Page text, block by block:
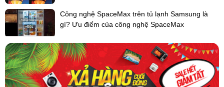
Công nghệ SpaceMax trên tủ lạnh Samsung là
gì? Ưu điểm của công nghệ SpaceMax